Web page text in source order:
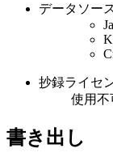
データソー
抄録ライセ
使用不
書き出し